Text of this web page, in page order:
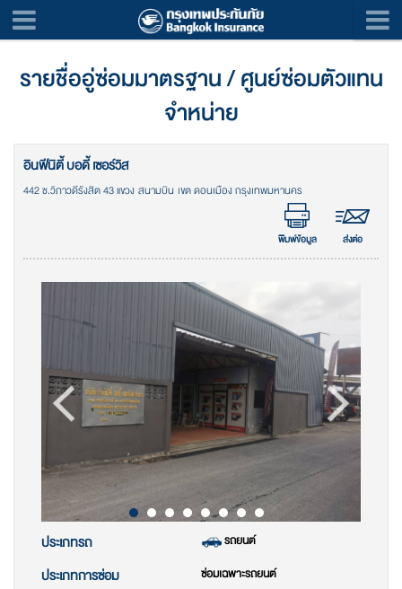
รายชื่ออู่ซ่อมมาตรฐาน / ศูนย์ซ่อมตัวแทน
จำหน่าย
อินฟีนิตี้ บอดี้ เซอร์วิส
442 ซ.วิภาวดีรังสิต 43 แขวง สนามบิน เขต ดอนเมือง กรุงเทพมหานคร
พิมพ์ข้อมูล ส่งต่อ
ประเภทรถ รถยนต์
ประเภทการซ่อม ซ่อมเฉพาะรถยนต์